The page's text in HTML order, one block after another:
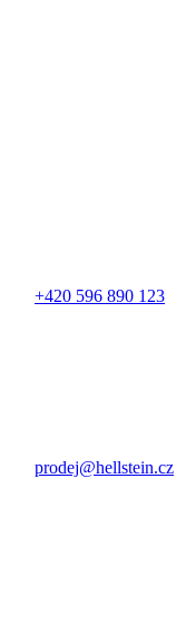
+420 596 890 123
prodej@hellstein.cz